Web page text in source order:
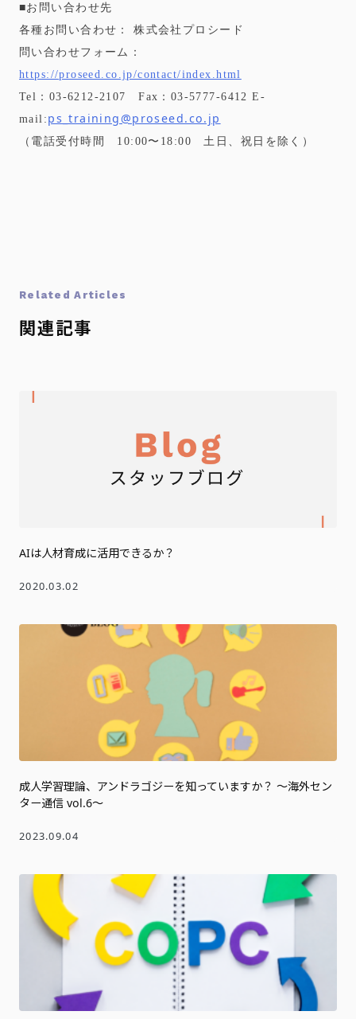
■お問い合わせ先
各種お問い合わせ： 株式会社プロシード
問い合わせフォーム：
https://proseed.co.jp/contact/index.html
Tel：03-6212-2107 Fax：03-5777-6412 E-
mail:ps_training@proseed.co.jp
（電話受付時間 10:00〜18:00 土日、祝日を除く）
Related Articles
関連記事
AIは人材育成に活用できるか？
2020.03.02
成人学習理論、アンドラゴジーを知っていますか？ ～海外セン
ター通信 vol.6～
2023.09.04